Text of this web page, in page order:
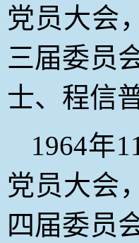
党员大会
三届委员
士、程信
1964年
党员大会
四届委员